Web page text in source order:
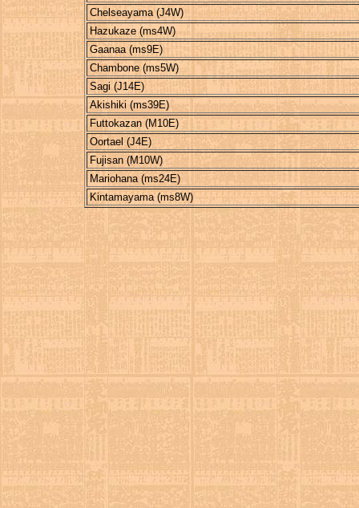
Chelseayama (J4W)
Hazukaze (ms4W)
Gaanaa (ms9E)
Chambone (ms5W)
Sagi (J14E)
Akishiki (ms39E)
Futtokazan (M10E)
Oortael (J4E)
Fujisan (M10W)
Mariohana (ms24E)
Kintamayama (ms8W)